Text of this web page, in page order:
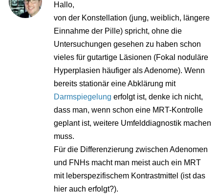
Hallo,
von der Konstellation (jung, weiblich, längere
Einnahme der Pille) spricht, ohne die
Untersuchungen gesehen zu haben schon
vieles für gutartige Läsionen (Fokal noduläre
Hyperplasien häufiger als Adenome). Wenn
bereits stationär eine Abklärung mit
Darmspiegelung erfolgt ist, denke ich nicht,
dass man, wenn schon eine MRT-Kontrolle
geplant ist, weitere Umfelddiagnostik machen
muss.
Für die Differenzierung zwischen Adenomen
und FNHs macht man meist auch ein MRT
mit leberspezifischem Kontrastmittel (ist das
hier auch erfolgt?).